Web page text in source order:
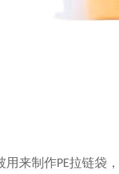
用来制作PE拉链袋，